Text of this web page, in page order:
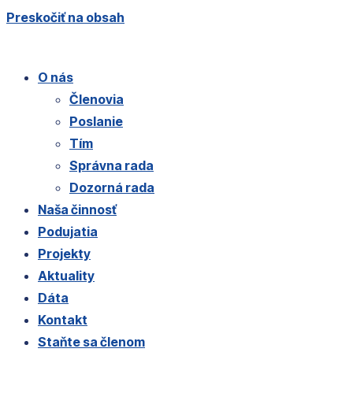
Preskočiť na obsah
O nás
Členovia
Poslanie
Tím
Správna rada
Dozorná rada
Naša činnosť
Podujatia
Projekty
Aktuality
Dáta
Kontakt
Staňte sa členom